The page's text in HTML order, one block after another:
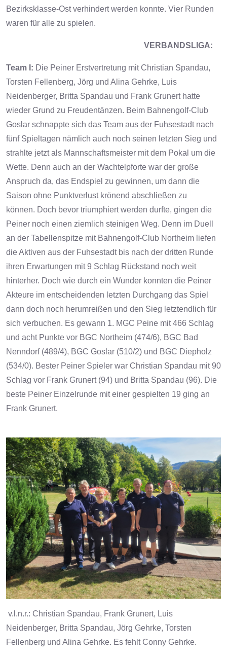
Bezirksklasse-Ost verhindert werden konnte. Vier Runden
waren für alle zu spielen.
VERBANDSLIGA:
Team I: Die Peiner Erstvertretung mit Christian Spandau,
Torsten Fellenberg, Jörg und Alina Gehrke, Luis
Neidenberger, Britta Spandau und Frank Grunert hatte
wieder Grund zu Freudentänzen. Beim Bahnengolf-Club
Goslar schnappte sich das Team aus der Fuhsestadt nach
fünf Spieltagen nämlich auch noch seinen letzten Sieg und
strahlte jetzt als Mannschaftsmeister mit dem Pokal um die
Wette. Denn auch an der Wachtelpforte war der große
Anspruch da, das Endspiel zu gewinnen, um dann die
Saison ohne Punktverlust krönend abschließen zu
können. Doch bevor triumphiert werden durfte, gingen die
Peiner noch einen ziemlich steinigen Weg. Denn im Duell
an der Tabellenspitze mit Bahnengolf-Club Northeim liefen
die Aktiven aus der Fuhsestadt bis nach der dritten Runde
ihren Erwartungen mit 9 Schlag Rückstand noch weit
hinterher. Doch wie durch ein Wunder konnten die Peiner
Akteure im entscheidenden letzten Durchgang das Spiel
dann doch noch herumreißen und den Sieg letztendlich für
sich verbuchen. Es gewann 1. MGC Peine mit 466 Schlag
und acht Punkte vor BGC Northeim (474/6), BGC Bad
Nenndorf (489/4), BGC Goslar (510/2) und BGC Diepholz
(534/0). Bester Peiner Spieler war Christian Spandau mit 90
Schlag vor Frank Grunert (94) und Britta Spandau (96). Die
beste Peiner Einzelrunde mit einer gespielten 19 ging an
Frank Grunert.
v.l.n.r.: Christian Spandau, Frank Grunert, Luis
Neidenberger, Britta Spandau, Jörg Gehrke, Torsten
Fellenberg und Alina Gehrke. Es fehlt Conny Gehrke.